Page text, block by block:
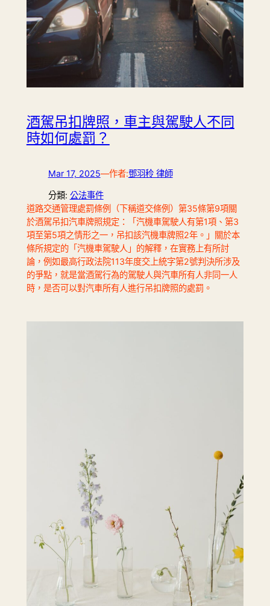
酒駕吊扣牌照，車主與駕駛人不同
時如何處罰？
Mar 17, 2025—作者:鄧羽秢 律師
分類: 公法事件
道路交通管理處罰條例（下稱道交條例）第35條第9項關
於酒駕吊扣汽車牌照規定：「汽機車駕駛人有第1項、第3
項至第5項之情形之一，吊扣該汽機車牌照2年。」關於本
條所規定的「汽機車駕駛人」的解釋，在實務上有所討
論，例如最高行政法院113年度交上統字第2號判決所涉及
的爭點，就是當酒駕行為的駕駛人與汽車所有人非同一人
時，是否可以對汽車所有人進行吊扣牌照的處罰。